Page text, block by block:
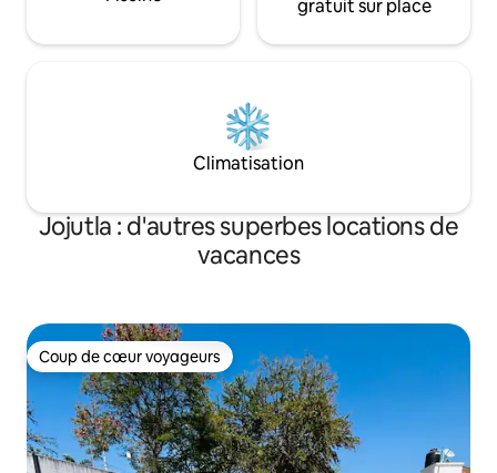
gratuit sur place
Climatisation
Jojutla : d'autres superbes locations de
vacances
Coup de cœur voyageurs
Coup de cœur voyageurs